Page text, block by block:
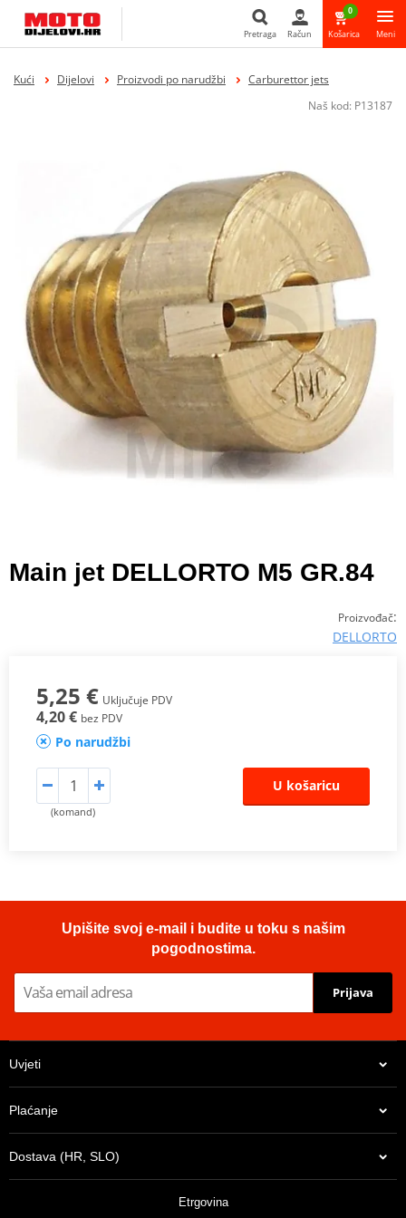
Pretraga
Pretraga Račun
0
Košarica Meni
Kući Dijelovi Proizvodi po narudžbi
Carburettor jets
Naš kod: P13187
Main jet DELLORTO M5 GR.84
Proizvođač:
DELLORTO
5,25 € Uključuje PDV
4,20 € bez PDV
Po narudžbi
(komand)
U košaricu
Upišite svoj e-mail i budite u toku s našim
pogodnostima.
Prijava
Uvjeti
Plaćanje
Dostava (HR, SLO)
Etrgovina